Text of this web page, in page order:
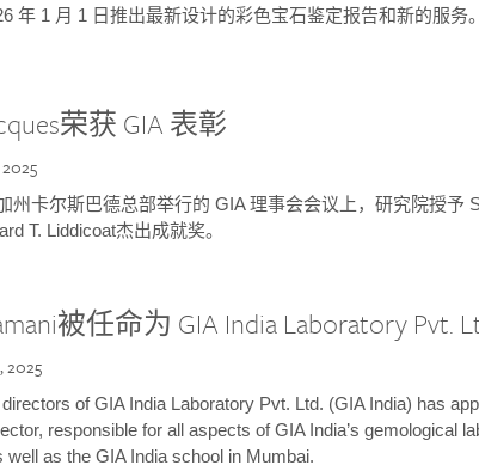
年 1 月 1 日推出最新设计的彩色宝石鉴定报告和新的服务。
荣获 GIA 表彰
州卡尔斯巴德总部举行的 GIA 理事会会议上，研究院授予
T. Liddicoat杰出成就奖。
被任命为 GIA India Laboratory Pvt.
2025
of GIA India Laboratory Pvt. Ltd. (GIA India) has
responsible for all aspects of GIA India’s gemological
well as the GIA India school in Mumbai.